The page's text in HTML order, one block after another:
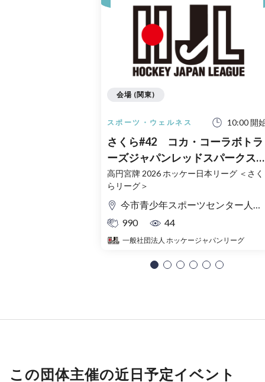
スポーツ・ウェルネス 10:00 開
さくら#42 コカ・コーラボトラ
ーズジャパンレッドスパークス
vs GIFU ASAHI BLUE BEES
10/24（土）今市青少年スポーツ
センター（栃木）
高円宮牌 2026 ホッケー日本リーグ ＜さく
らリーグ＞
今市青少年スポーツセンター人工芝競技場
990
44
一般社団法人 ホッケージャパンリーグ
会場 (関東)
この団体主催の近日予定イベント